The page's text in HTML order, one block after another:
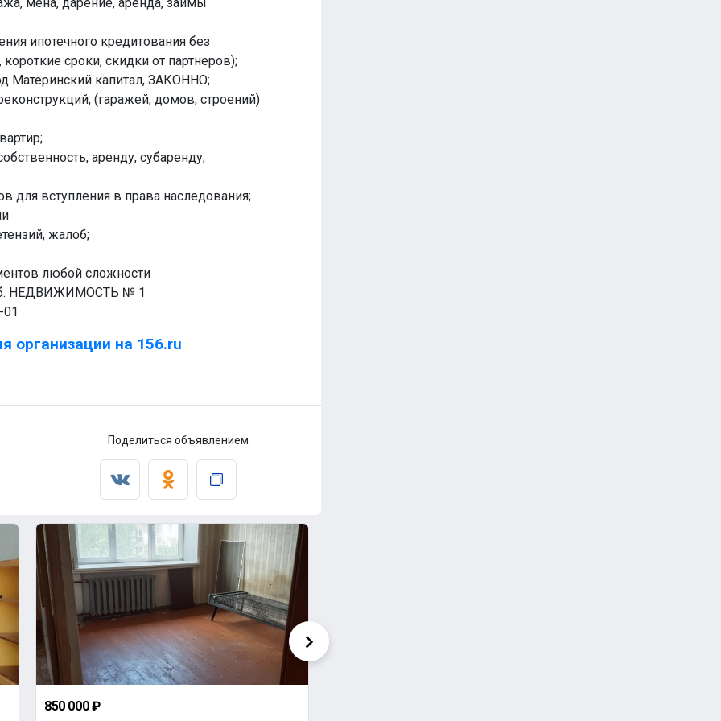
ипотечного кредитования без
сроки, скидки от партнеров);
Материнский капитал, ЗАКОННО;
(гаражей, домов, строений)
аренду, субаренду;
для вступления в права наследования;
жалоб;
любой сложности
НЕДВИЖИМОСТЬ № 1
организации на 156.ru
Поделиться объявлением
850 000 ₽